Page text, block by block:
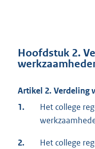
Hoofdstuk 2.
Artikel 2. Verdeling
1.
Het college
2.
Het college